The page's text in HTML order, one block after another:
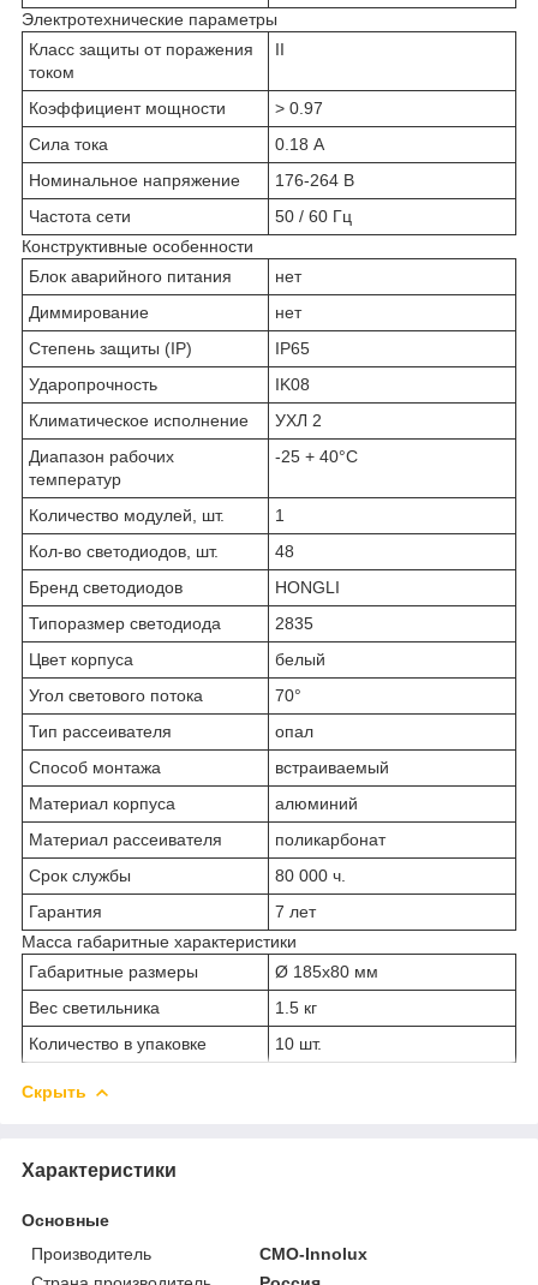
Электротехнические параметры
Класс защиты от поражения
током
II
Коэффициент мощности
> 0.97
Сила тока
0.18 А
Номинальное напряжение
176-264 В
Частота сети
50 / 60 Гц
Конструктивные особенности
Блок аварийного питания
нет
Диммирование
нет
Степень защиты (IP)
IP65
Ударопрочность
IK08
Климатическое исполнение
УХЛ 2
Диапазон рабочих
температур
-25 + 40°C
Количество модулей, шт.
1
Кол-во светодиодов, шт.
48
Бренд светодиодов
HONGLI
Типоразмер светодиода
2835
Цвет корпуса
белый
Угол светового потока
70°
Тип рассеивателя
опал
Способ монтажа
встраиваемый
Материал корпуса
алюминий
Материал рассеивателя
поликарбонат
Срок службы
80 000 ч.
Гарантия
7 лет
Масса габаритные характеристики
Габаритные размеры
Ø 185х80 мм
Вес светильника
1.5 кг
Количество в упаковке
10 шт.
Скрыть
Характеристики
Основные
Производитель
CMO-Innolux